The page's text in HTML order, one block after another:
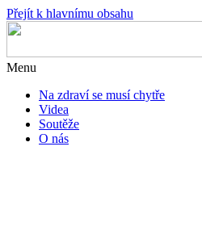
Přejít k hlavnímu obsahu
Menu
Na zdraví se musí chytře
Videa
Soutěže
O nás